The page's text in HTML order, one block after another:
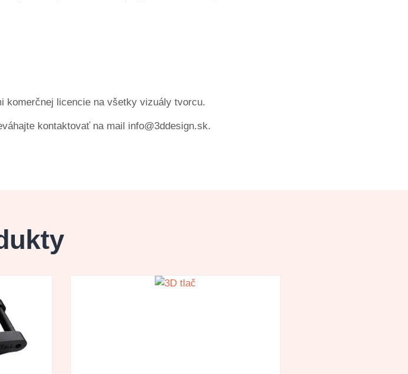
komerčnej licencie na všetky vizuály tvorcu.
kontaktovať na mail info@3ddesign.sk.